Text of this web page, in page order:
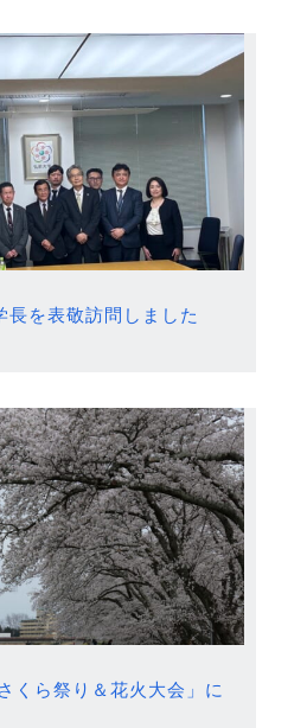
長を表敬訪問しました
くら祭り＆花火大会」に